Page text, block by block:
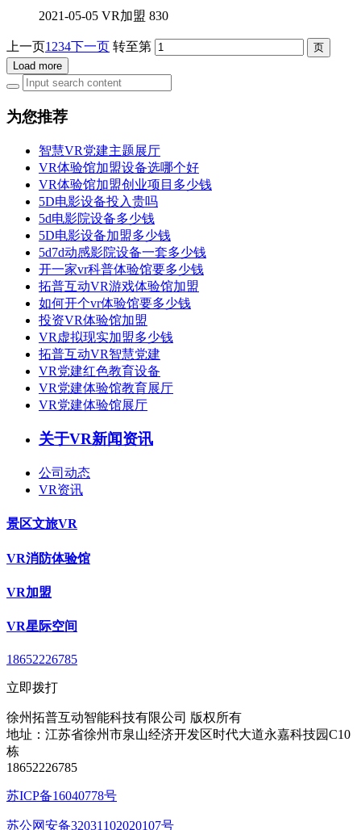
2021-05-05 VR加盟 830
上一页1 234下一页 转至第
Load more
为您推荐
智慧VR党建主题展厅
VR体验馆加盟设备选哪个好
VR体验馆加盟创业项目多少钱
5D电影设备投入贵吗
5d电影院设备多少钱
5D电影设备加盟多少钱
5d7d动感影院设备一套多少钱
开一家vr科普体验馆要多少钱
拓普互动VR游戏体验馆加盟
如何开个vr体验馆要多少钱
投资VR体验馆加盟
VR虚拟现实加盟多少钱
拓普互动VR智慧党建
VR党建红色教育设备
VR党建体验馆教育展厅
VR党建体验馆展厅
关于VR新闻资讯
公司动态
VR资讯
景区文旅VR
VR消防体验馆
VR加盟
VR星际空间
18652226785
立即拨打
徐州拓普互动智能科技有限公司 版权所有
地址：江苏省徐州市泉山经济开发区时代大道永嘉科技园C10
栋
18652226785
苏ICP备16040778号
苏公网安备32031102020107号